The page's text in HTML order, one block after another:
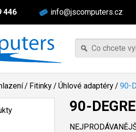
446 info@jscomputers.cz
/ Fitinky/ Úhlové adaptéry/ 90-
90-